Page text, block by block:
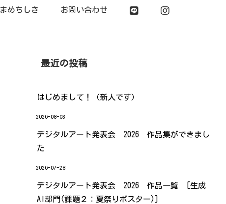
まめちしき お問い合わせ
最近の投稿
はじめまして！（新人です）
2026-08-03
デジタルアート発表会 2026 作品集ができまし
た
2026-07-28
デジタルアート発表会 2026 作品一覧 [生成
AI部門(課題２：夏祭りポスター)]